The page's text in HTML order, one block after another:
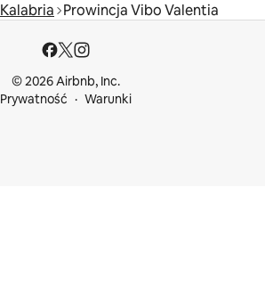
Kalabria Prowincja Vibo Valentia
© 2026 Airbnb, Inc.
Prywatność
Warunki